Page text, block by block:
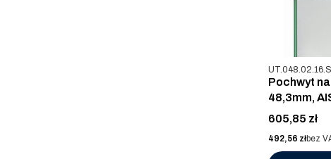
Kod produktu
Pochwyt
48,3mm,
Cena
605,85 zł
Cena
492,56 złbez